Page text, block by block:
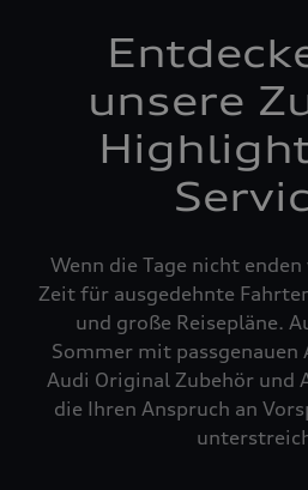
unsere
Wenn die Tage nicht
Zeit für ausgedehnte
und große Reisepläne.
Sommer mit passgenauen
Audi Original Zubehör und
die Ihren Anspruch an